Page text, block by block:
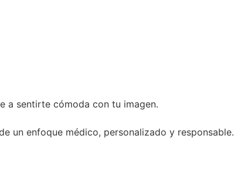
a sentirte cómoda con tu imagen.
un enfoque médico, personalizado y responsable.